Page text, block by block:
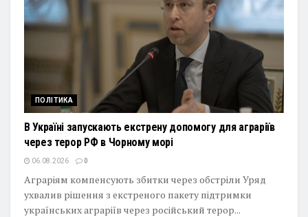
ПОЛІТИКА
В Україні запускають екстрену допомогу для аграріїв
через терор РФ в Чорному морі
06.08.2026 0
Аграріям компенсують збитки через обстріли Уряд
ухвалив рішення з екстреного пакету підтримки
українських аграріїв через російський терор...